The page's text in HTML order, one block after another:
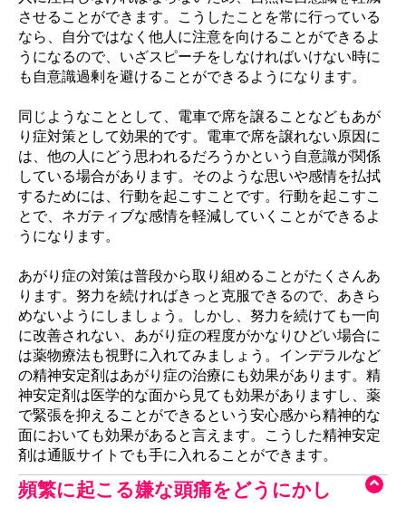
させることができます。こうしたことを常に行っている
なら、自分ではなく他人に注意を向けることができるよ
うになるので、いざスピーチをしなければいけない時に
も自意識過剰を避けることができるようになります。
同じようなこととして、電車で席を譲ることなどもあが
り症対策として効果的です。電車で席を譲れない原因に
は、他の人にどう思われるだろうかという自意識が関係
している場合があります。そのような思いや感情を払拭
するためには、行動を起こすことです。行動を起こすこ
とで、ネガティブな感情を軽減していくことができるよ
うになります。
あがり症の対策は普段から取り組めることがたくさんあ
ります。努力を続ければきっと克服できるので、あきら
めないようにしましょう。しかし、努力を続けても一向
に改善されない、あがり症の程度がかなりひどい場合に
は薬物療法も視野に入れてみましょう。インデラルなど
の精神安定剤はあがり症の治療にも効果があります。精
神安定剤は医学的な面から見ても効果がありますし、薬
で緊張を抑えることができるという安心感から精神的な
面においても効果があると言えます。こうした精神安定
剤は通販サイトでも手に入れることができます。
頻繁に起こる嫌な頭痛をどうにかし